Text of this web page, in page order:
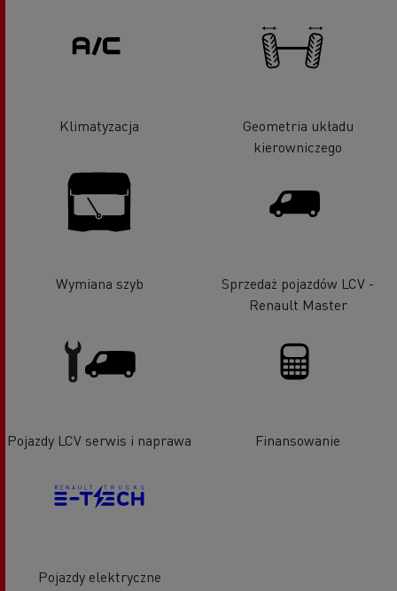
Klimatyzacja
Geometria układu
kierowniczego
Wymiana szyb
Sprzedaż pojazdów LCV -
Renault Master
Pojazdy LCV serwis i naprawa Finansowanie
Pojazdy elektryczne